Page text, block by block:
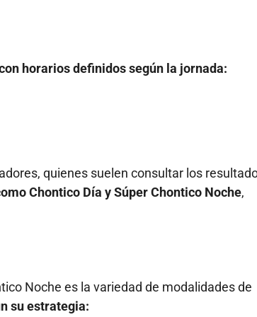
horarios definidos según la jornada:
quienes suelen consultar los
Chontico Día y Súper Chontico Noche,
Noche es la variedad de modalidades de
su estrategia: